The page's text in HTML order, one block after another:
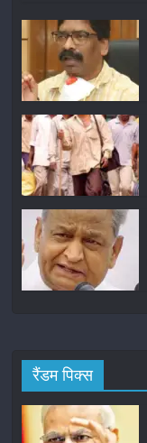
c
e
b
o
o
k
itt
er
रैंडम पिक्स